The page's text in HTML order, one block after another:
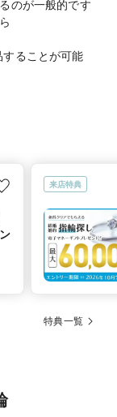
のが一般的です
ることが可能
来店特典
特典一覧